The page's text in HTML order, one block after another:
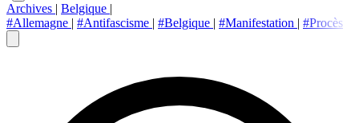
Archives | Belgique |
#Allemagne | #Antifascisme | #Belgique | #Manifestation | #Procès